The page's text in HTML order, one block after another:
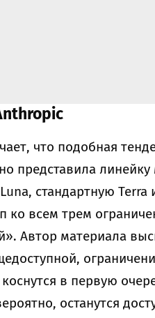
что подобная
представила
стандартную
ко всем трем
Автор материала
коснутся в первую
останутся